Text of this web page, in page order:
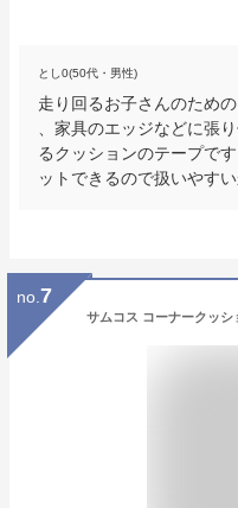
とし0(50代・男性)
走り回るお子さんのため
、家具のエッジなどに張
るクッションのテープで
ットできるので扱いやすい
no. 7